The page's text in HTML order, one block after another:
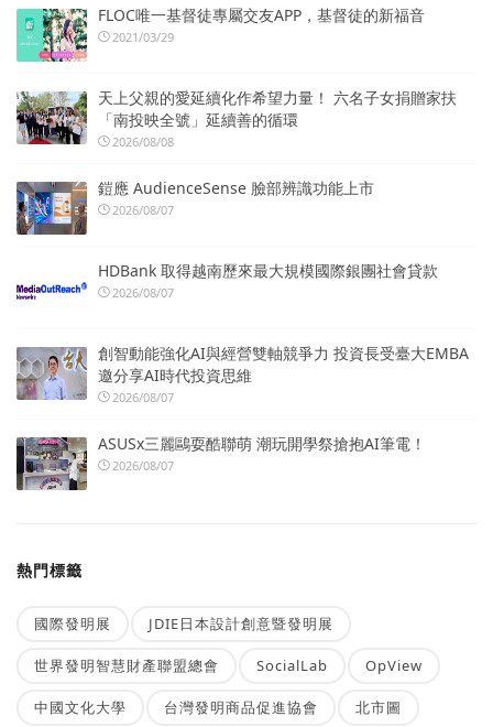
FLOC唯一基督徒專屬交友APP，基督徒的新福音
2021/03/29
天上父親的愛延續化作希望力量！ 六名子女捐贈家扶
「南投映全號」延續善的循環
2026/08/08
鎧應 AudienceSense 臉部辨識功能上市
2026/08/07
HDBank 取得越南歷來最大規模國際銀團社會貸款
2026/08/07
創智動能強化AI與經營雙軸競爭力 投資長受臺大EMBA
邀分享AI時代投資思維
2026/08/07
ASUSx三麗鷗耍酷聯萌 潮玩開學祭搶抱AI筆電！
2026/08/07
熱門標籤
國際發明展 JDIE日本設計創意暨發明展
世界發明智慧財產聯盟總會 SocialLab OpView
中國文化大學 台灣發明商品促進協會 北市圖